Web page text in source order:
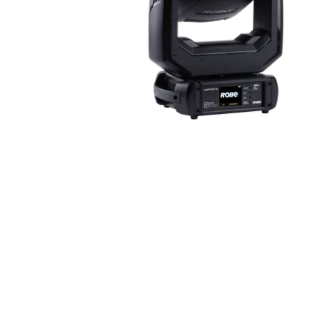
Robe On
Robe
ProMotion